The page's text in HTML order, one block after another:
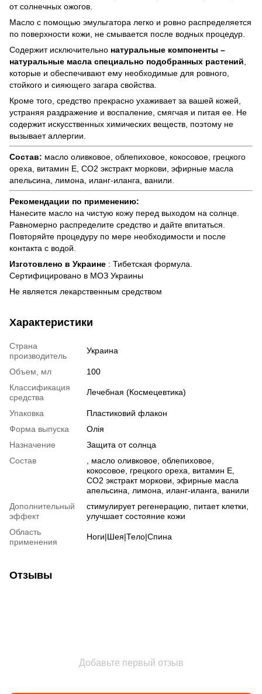
от солнечных ожогов.
Масло с помощью эмульгатора легко и ровно распределяется
по поверхности кожи, не смывается после водных процедур.
Содержит исключительно натуральные компоненты –
натуральные масла специально подобранных растений
которые и обеспечивают ему необходимые для ровного,
стойкого и сияющего загара свойства.
Кроме того, средство прекрасно ухаживает за вашей кожей,
устраняя раздражение и воспаление, смягчая и питая ее. Не
содержит искусственных химических веществ, поэтому не
вызывает аллергии.
Состав: масло оливковое, облепиховое, кокосовое, грецкого
ореха, витамин Е, СО2 экстракт моркови, эфирные масла
апельсина, лимона, иланг-иланга, ванили.
Рекомендации по применению:
Нанесите масло на чистую кожу перед выходом на солнце.
Равномерно распределите средство и дайте впитаться.
Повторяйте процедуру по мере необходимости и после
контакта с водой.
Изготовлено в Украине : Тибетская формула.
Сертифицировано в МОЗ Украины
Не является лекарственным средством
Характеристики
Страна
производитель
Украина
Объем, мл
100
Классификация
средства
Лечебная (Космецевтика)
Упаковка
Пластиковий флакон
Форма выпуска
Олія
Назначение
Защита от солнца
Состав
, масло оливковое, облепиховое,
кокосовое, грецкого ореха, витамин Е,
СО2 экстракт моркови, эфирные масла
апельсина, лимона, иланг-иланга, ванили
Дополнительный
эффект
стимулирует регенерацию, питает клетки,
улучшает состояние кожи
Область
применения
Ноги|Шея|Тело|Спина
Отзывы
Добавьте первый отзыв